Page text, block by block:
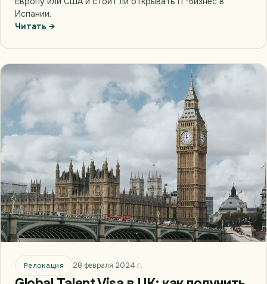
Испании.
Читать →
Релокация 28 февраля 2024 г.